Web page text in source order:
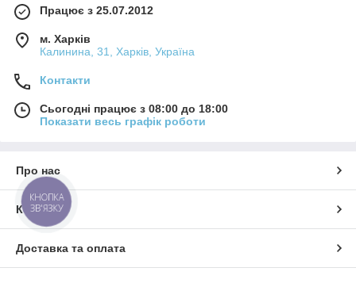
Працює з 25.07.2012
м. Харків
Калинина, 31, Харків, Україна
Контакти
Сьогодні працює з 08:00 до 18:00
Показати весь графік роботи
Про нас
Контакти
Доставка та оплата
КНОПКА
ЗВ'ЯЗКУ